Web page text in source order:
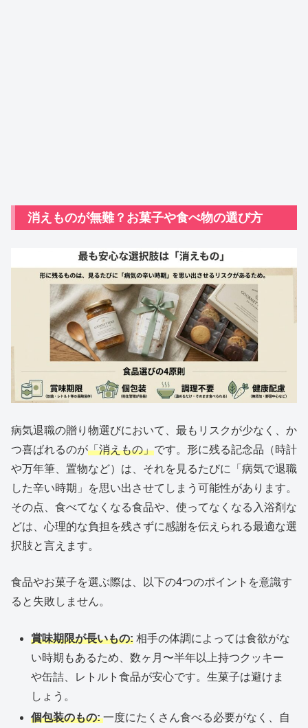
消えものが無難？お菓子や食べ物の選び方
病気退職の贈り物選びにおいて、最もリスクが少なく、か
つ喜ばれるのが「消えもの」です。形に残る記念品（時計
や万年筆、置物など）は、それを見るたびに「病気で退職
した辛い時期」を思い出させてしまう可能性があります。
その点、食べてなくなる食品や、使ってなくなる入浴剤な
どは、心理的な負担を残さずに感謝を伝えられる最適な選
択肢と言えます。
食品やお菓子を選ぶ際は、以下の4つのポイントを意識す
ると失敗しません。
賞味期限が長いもの: 相手の体調によっては食欲がな
い時期もあるため、数ヶ月〜半年以上持つクッキー
や缶詰、レトルト食品が安心です。生菓子は避けま
しょう。
個包装のもの: 一度にたくさん食べる必要がなく、自